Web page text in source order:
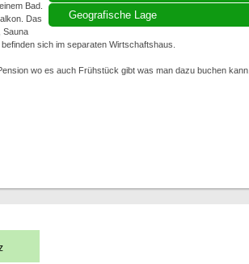
Geografische Lage
Bad.
Das
Sauna
sich im separaten Wirtschaftshaus.
wo es auch Frühstück gibt was man dazu buchen kann.